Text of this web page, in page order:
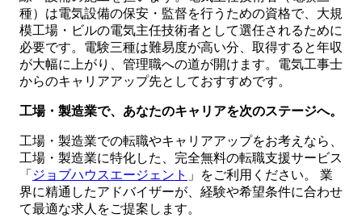
種）は電気設備の保安・監督を行うための資格で、大規
模工場・ビルの電気主任技術者として選任されるために
必要です。電験三種は難易度が高い分、取得すると年収
が大幅に上がり、管理職への道が開けます。電気工事士
からのキャリアアップ先としておすすめです。
工場・製造業で、あなたのキャリアを次のステージへ。
工場・製造業での転職やキャリアアップをお考えなら、
工場・製造業に特化した、完全無料の転職支援サービス
「 ジョブハウスエージェント 」をご利用ください。 業
界に精通したアドバイザーが、経験や希望条件に合わせ
て最適な求人をご提案します。